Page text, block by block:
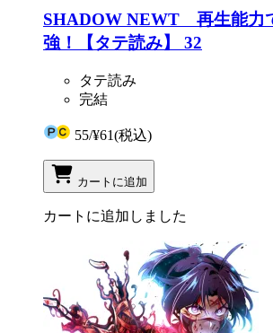
SHADOW NEWT 再生能力
強！【タテ読み】 32
タテ読み
完結
55/¥61(税込)
カートに追加
カートに追加しました